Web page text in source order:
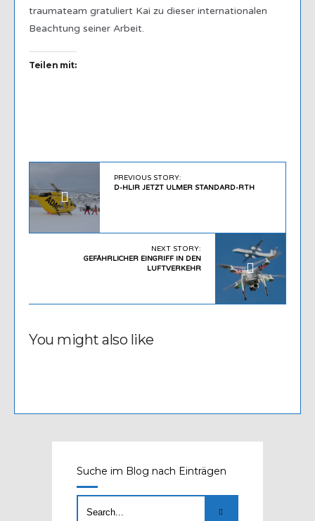
traumateam gratuliert Kai zu dieser internationalen
Beachtung seiner Arbeit.
Teilen mit:
PREVIOUS STORY:
D-HLIR JETZT ULMER STANDARD-RTH
NEXT STORY:
GEFÄHRLICHER EINGRIFF IN DEN
LUFTVERKEHR
You might also like
Suche im Blog nach Einträgen